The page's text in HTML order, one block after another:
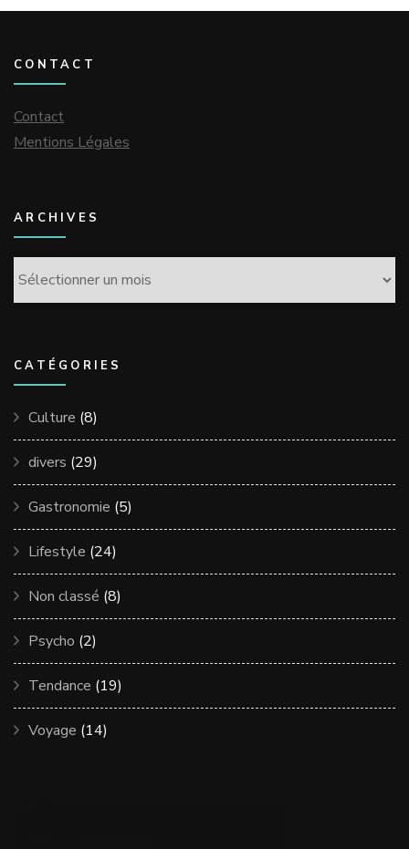
CONTACT
Contact
Mentions Légales
ARCHIVES
Archives
CATÉGORIES
Culture (8)
divers (29)
Gastronomie (5)
Lifestyle (24)
Non classé (8)
Psycho (2)
Tendance (19)
Voyage (14)